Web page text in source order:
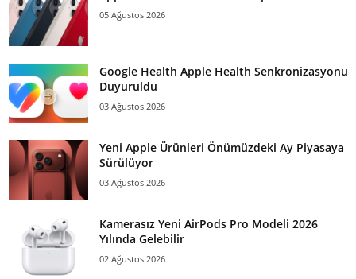
05 Ağustos 2026
Google Health Apple Health Senkronizasyonu
Duyuruldu
03 Ağustos 2026
Yeni Apple Ürünleri Önümüzdeki Ay Piyasaya
Sürülüyor
03 Ağustos 2026
Kamerasız Yeni AirPods Pro Modeli 2026
Yılında Gelebilir
02 Ağustos 2026